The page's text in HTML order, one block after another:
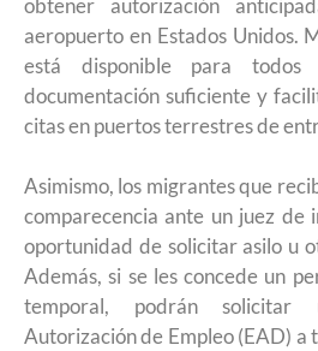
aeropuerto en Estados Unidos.
está disponible para todos
documentación suficiente y
citas en puertos terrestres de
Asimismo, los migrantes que
comparecencia ante un juez de
oportunidad de solicitar asilo u
Además, si se les concede un
temporal, podrán solicitar
Autorización de Empleo (EAD)